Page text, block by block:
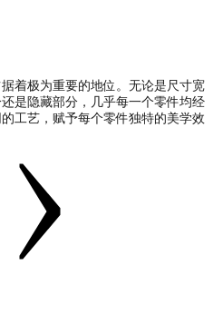
着极为重要的地位。无论是尺寸宽
是隐藏部分，几乎每一个零件均经
工艺，赋予每个零件独特的美学效